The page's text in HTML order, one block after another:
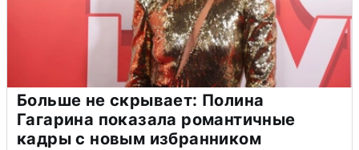
Больше не скрывает: Полина
Гагарина показала романтичные
кадры с новым избранником